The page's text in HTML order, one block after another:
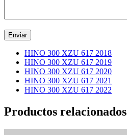
HINO 300 XZU 617 2018
HINO 300 XZU 617 2019
HINO 300 XZU 617 2020
HINO 300 XZU 617 2021
HINO 300 XZU 617 2022
Productos relacionados